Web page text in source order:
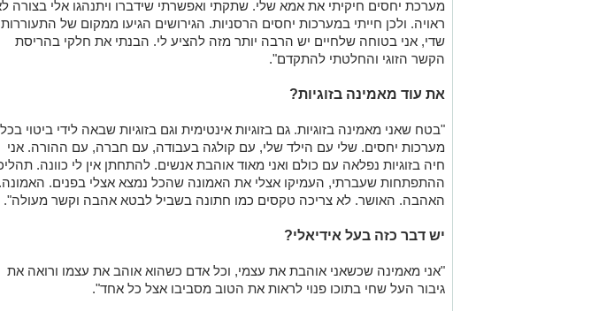
את עוד מאמינה בזוגיות?
"בטח שאני מאמינה בזוגיות. גם בזוגיות אינטימית וגם בזוגיות שבאה לידי ביטוי בכל
מערכות יחסים. שלי עם הילד שלי, עם קולגה בעבודה, עם חברה, עם ההורה. אני
חיה בזוגיות נפלאה עם כולם ואני מאוד אוהבת אנשים. להתחתן אין לי כוונה. תהליכי
האהבה. האושר. לא צריכה טקסים כמו חתונה בשביל לבטא אהבה וקשר מעולה".
יש דבר כזה בעל אידיאלי?
"אני מאמינה שכשאני אוהבת את עצמי, וכל אדם כשהוא אוהב את עצמו ורואה את
גיבור העל שחי בתוכו פנוי לראות את הטוב מסביבו אצל כל אחד".
באגף הכספים של האוניברסיטה ומרצה בתחומי החשבונאות,
מילאה תפקיד בכיר במשרה קבועה פלאס שכר יפה לפרנסה, אין